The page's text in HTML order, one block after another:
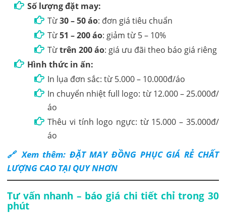
Số lượng đặt may:
Từ30 – 50 áo: đơn giá tiêu chuẩn
Từ51 – 200 áo: giảm từ 5 – 10%
Từtrên 200 áo: giá ưu đãi theo báo giá riêng
Hình thức in ấn:
In lụa đơn sắc: từ 5.000 – 10.000đ/áo
In chuyển nhiệt full logo: từ 12.000 – 25.000đ/
áo
Thêu vi tính logo ngực: từ 15.000 – 35.000đ/
áo
🔗 Xem thêm: ĐẶT MAY ĐỒNG PHỤC GIÁ RẺ CHẤT
LƯỢNG CAO TẠI QUY NHƠN
Tư vấn nhanh – báo giá chi tiết chỉ trong 30
phút